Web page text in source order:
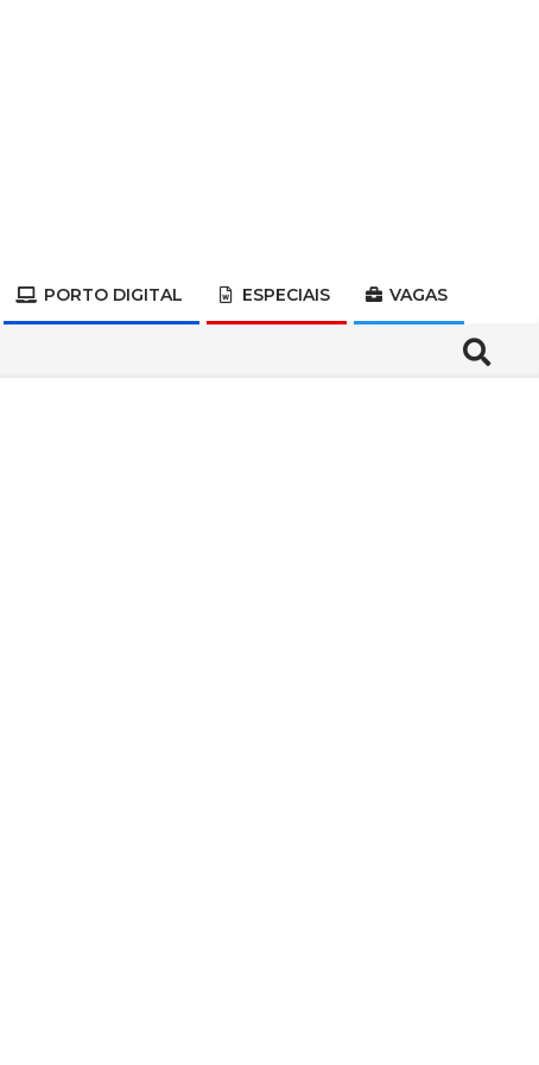
PORTO DIGITAL ESPECIAIS VAGAS
Search